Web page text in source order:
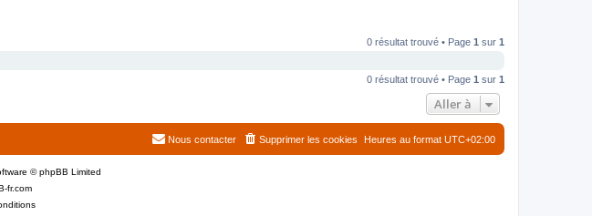
0 résultat trouvé • Page 1 sur 1
0 résultat trouvé • Page 1 sur 1
Aller à
Heures au format UTC+02:00
Supprimer les cookies
Nous contacter
© phpBB Limited
fr.com